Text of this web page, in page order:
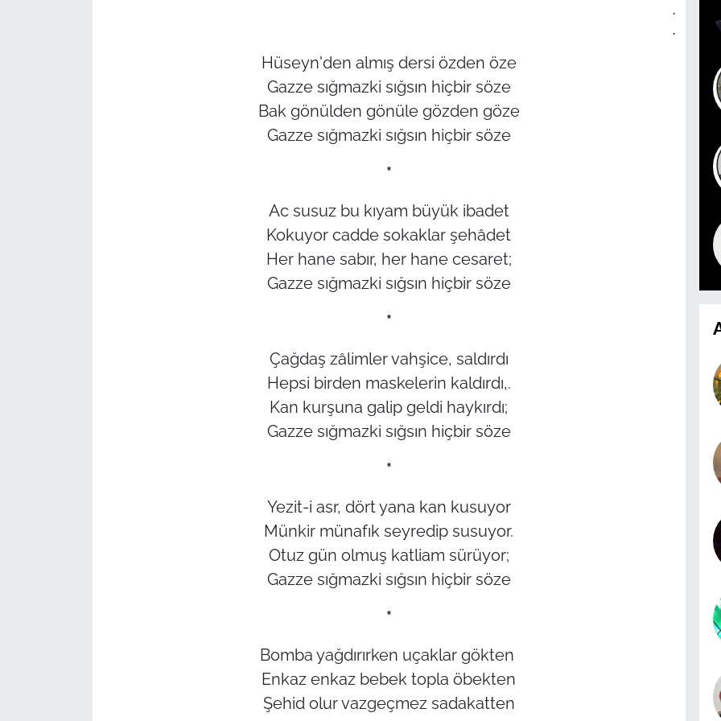
.
.
Hüseyn'den almış dersi özden öze
Gazze sığmazki sığsın hiçbir söze
Bak gönülden gönüle gözden göze
Gazze sığmazki sığsın hiçbir söze
*
Ac susuz bu kıyam büyük ibadet
Kokuyor cadde sokaklar şehâdet
Her hane sabır, her hane cesaret;
Gazze sığmazki sığsın hiçbir söze
*
Çağdaş zâlimler vahşice, saldırdı
Hepsi birden maskelerin kaldırdı,.
Kan kurşuna galip geldi haykırdı;
Gazze sığmazki sığsın hiçbir söze
*
Yezit-i asr, dört yana kan kusuyor
Münkir münafık seyredip susuyor.
Otuz gün olmuş katliam sürüyor;
Gazze sığmazki sığsın hiçbir söze
*
Bomba yağdırırken uçaklar gökten
Enkaz enkaz bebek topla öbekten
Şehid olur vazgeçmez sadakatten